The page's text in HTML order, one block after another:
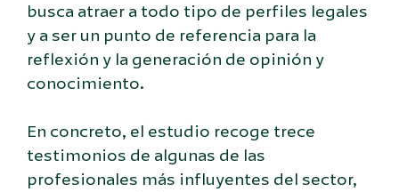
busca atraer a todo tipo de perfiles legales
y a ser un punto de referencia para la
reflexión y la generación de opinión y
conocimiento.
En concreto, el estudio recoge trece
testimonios de algunas de las
profesionales más influyentes del sector,